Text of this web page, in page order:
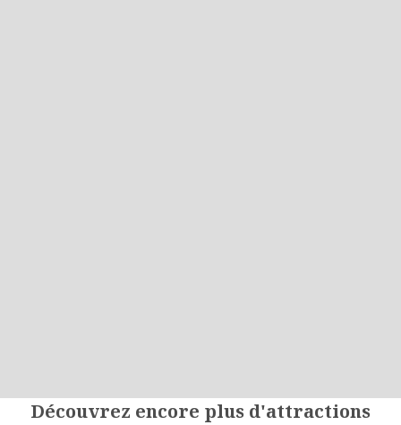
Découvrez encore plus d'attractions